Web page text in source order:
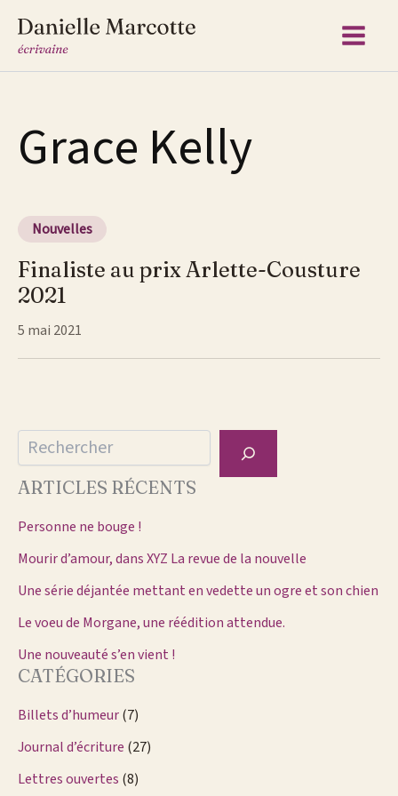
Aller
contenu
Grace Kelly
Nouvelles
Finaliste au prix Arlette-Cousture
2021
5 mai 2021
Rechercher
ARTICLES RÉCENTS
Personne ne bouge !
Mourir d’amour, dans XYZ La revue de la nouvelle
Une série déjantée mettant en vedette un ogre et son chien
Le voeu de Morgane, une réédition attendue.
Une nouveauté s’en vient !
CATÉGORIES
Billets d’humeur(7)
Journal d’écriture (27)
Lettres ouvertes (8)